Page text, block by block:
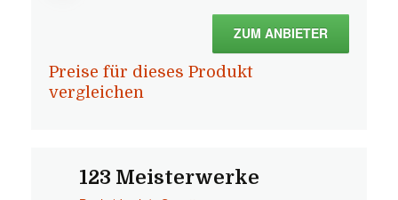
ZUM ANBIETER
Preise für dieses Produkt
vergleichen
123 Meisterwerke